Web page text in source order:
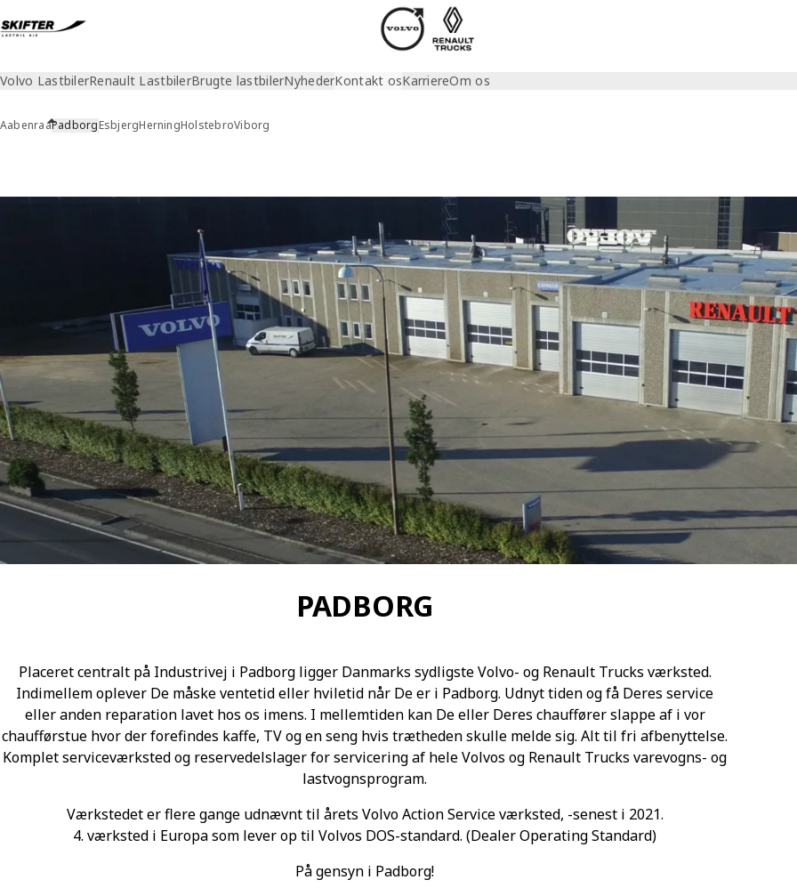
Volvo LastbilerRenault LastbilerBrugte lastbilerNyhederKontakt osKarriereOm os
AabenraaPadborgEsbjergHerningHolstebroViborg
PADBORG
Placeret centralt på Industrivej i Padborg ligger Danmarks sydligste Volvo- og Renault Trucks værksted.
Indimellem oplever De måske ventetid eller hviletid når De er i Padborg. Udnyt tiden og få Deres service
eller anden reparation lavet hos os imens. I mellemtiden kan De eller Deres chauffører slappe af i vor
chaufførstue hvor der forefindes kaffe, TV og en seng hvis trætheden skulle melde sig. Alt til fri afbenyttelse.
Komplet serviceværksted og reservedelslager for servicering af hele Volvos og Renault Trucks varevogns- og
lastvognsprogram.
Værkstedet er flere gange udnævnt til årets Volvo Action Service værksted, -senest i 2021.
4. værksted i Europa som lever op til Volvos DOS-standard. (Dealer Operating Standard)
På gensyn i Padborg!